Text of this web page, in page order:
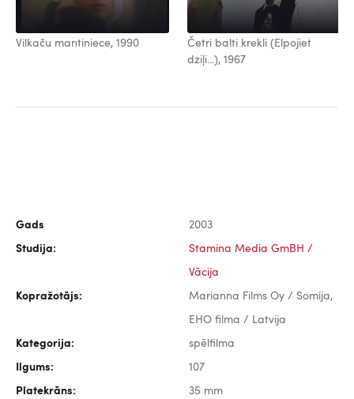
Vilkaču mantiniece, 1990
Četri balti krekli (Elpojiet
dziļi...), 1967
Gads 2003
Studija: Stamina Media GmBH /
Vācija
Kopražotājs: Marianna Films Oy / Somija,
EHO filma / Latvija
Kategorija: spēlfilma
Ilgums: 107
Platekrāns: 35 mm